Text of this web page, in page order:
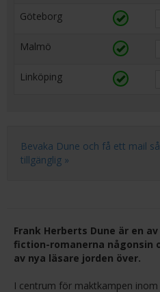
Göteborg
Malmö
Linköping
Bevaka Dune och få ett mail
tillgänglig »
Frank Herberts Dune är en
fiction-romanerna någonsin
av nya läsare jorden över.
I centrum för maktkampen